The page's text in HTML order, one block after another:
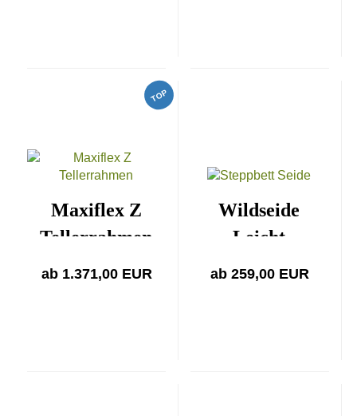
TOP
Maxiflex Z
Tellerrahmen
ab 1.371,00 EUR
Wildseide
Leicht
ab 259,00 EUR